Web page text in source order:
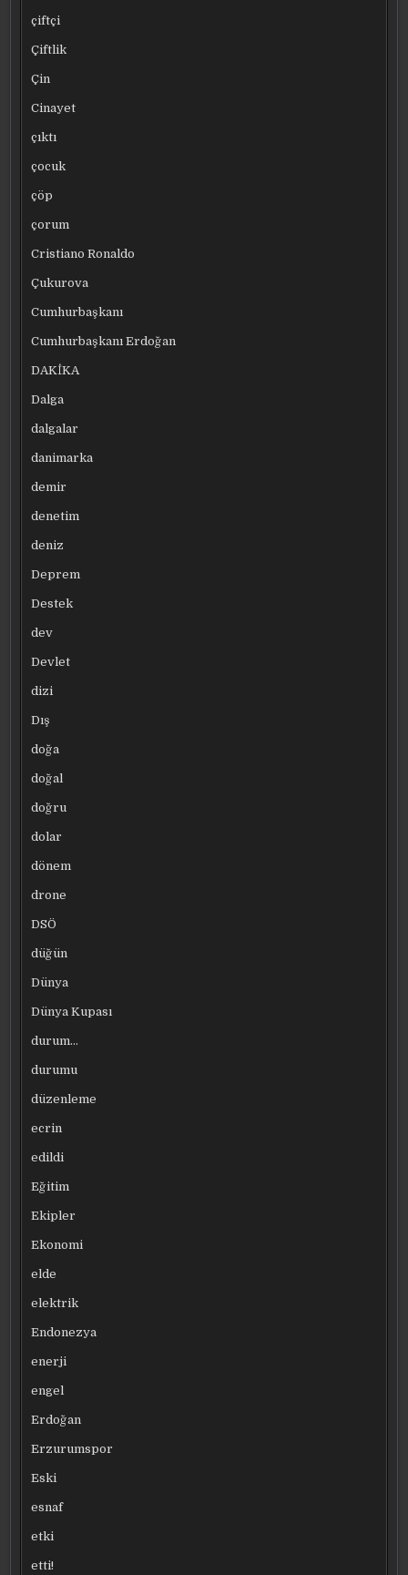
çiftçi
Çiftlik
Çin
Cinayet
çıktı
çocuk
çöp
çorum
Cristiano Ronaldo
Çukurova
Cumhurbaşkanı
Cumhurbaşkanı Erdoğan
DAKİKA
Dalga
dalgalar
danimarka
demir
denetim
deniz
Deprem
Destek
dev
Devlet
dizi
Dış
doğa
doğal
doğru
dolar
dönem
drone
DSÖ
düğün
Dünya
Dünya Kupası
durum…
durumu
düzenleme
ecrin
edildi
Eğitim
Ekipler
Ekonomi
elde
elektrik
Endonezya
enerji
engel
Erdoğan
Erzurumspor
Eski
esnaf
etki
etti!